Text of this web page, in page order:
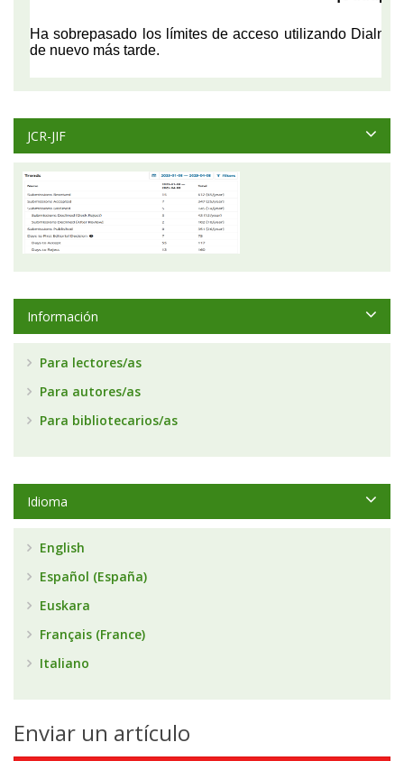
JCR-JIF
Información
Para lectores/as
Para autores/as
Para bibliotecarios/as
Idioma
English
Español (España)
Euskara
Français (France)
Italiano
Enviar un artículo